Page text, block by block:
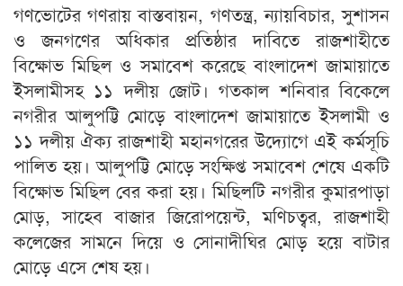
গণভোটের গণরায় বাস্তবায়ন, গণতন্ত্র, ন্যায়বিচার, সুশাসন
ও জনগণের অধিকার প্রতিষ্ঠার দাবিতে রাজশাহীতে
বিক্ষোভ মিছিল ও সমাবেশ করেছে বাংলাদেশ জামায়াতে
ইসলামীসহ ১১ দলীয় জোট। গতকাল শনিবার বিকেলে
নগরীর আলুপট্টি মোড়ে বাংলাদেশ জামায়াতে ইসলামী ও
১১ দলীয় ঐক্য রাজশাহী মহানগরের উদ্যোগে এই কর্মসূচি
পালিত হয়। আলুপট্টি মোড়ে সংক্ষিপ্ত সমাবেশ শেষে একটি
বিক্ষোভ মিছিল বের করা হয়। মিছিলটি নগরীর কুমারপাড়া
মোড়, সাহেব বাজার জিরোপয়েন্ট, মণিচত্বর, রাজশাহী
কলেজের সামনে দিয়ে ও সোনাদীঘির মোড় হয়ে বাটার
মোড়ে এসে শেষ হয়।